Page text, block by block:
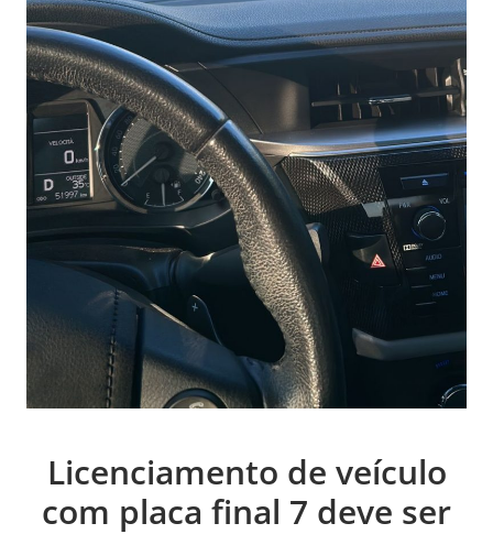
Licenciamento de veículo
com placa final 7 deve ser